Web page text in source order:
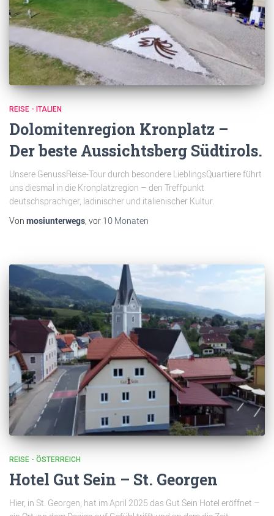
REISE - ITALIEN
Dolomitenregion Kronplatz –
Der beste Aussichtsberg Südtirols.
Unsere GenussReise-Tour durch besondere LieblingsQuartiere führt
uns diesmal in die Kronplatzregion – den Treffpunkt
deutschsprachiger, ladinischer und italienischer Kultur.
Von mosiunterwegs, vor 10 Monaten
REISE - ÖSTERREICH
Hotel Gut Sein – St. Georgen
Hier, in St. Georgen, hat im April 2025 das Gut Sein Hotel eröffnet –